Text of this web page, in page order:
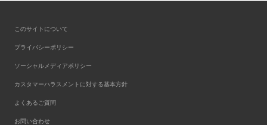
このサイトについて
プライバシーポリシー
ソーシャルメディアポリシー
カスタマーハラスメントに対する基本方針
よくあるご質問
お問い合わせ